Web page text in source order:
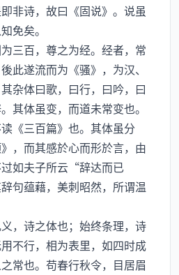
非诗，故曰《固说》。说虽
免矣。
百，尊之为经。经者，常
此遂流而为《骚》，为汉、
杂体曰歌，曰行，曰吟，曰
其体虽变，而道未常变也。
《三百篇》也。其体虽分
，而其感於心而形於言，由
如夫子所云“辞达而已
句蕴藉，美刺昭然，所谓温
诗之体也；始终条理，诗
不行，相为表里，如四时成
常也。苟春行秋令，目居眉